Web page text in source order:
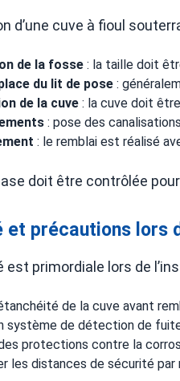
d’une cuve à fioul
de la fosse : la taille doit
du lit de pose :
de la cuve : la cuve doit
: pose des
: le remblai est réalisé
doit être contrôlée
et précautions lors
est primordiale lors de
de la cuve avant
système de détection de
protections contre la
les distances de sécurité par